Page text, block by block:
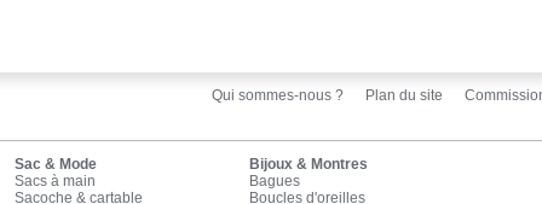
Qui sommes-nous ? Plan du site
Sac & Mode
Sacs à main
Sacoche & cartable
Bijoux & Montres
Bagues
Boucles d'oreilles